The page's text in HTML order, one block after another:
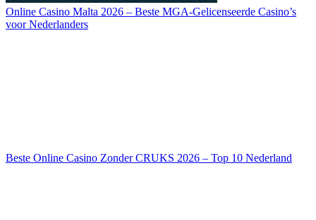
Online Casino Malta 2026 – Beste MGA-Gelicenseerde Casino’s
voor Nederlanders
Beste Online Casino Zonder CRUKS 2026 – Top 10 Nederland